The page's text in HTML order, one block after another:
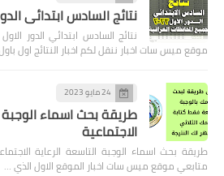
نتائج السادس ابتدائي الدور
موقع ميس سات اخبار ننقل لكم اخبار النتائج اول
24 مايو 2023
طريقة بحث اسماء الوجبة
الاجتماعية
طريقة بحث اسماء الوجبة التاسعة الرعاية
متابعي موقع ميس سات اخبار الموقع الاول الذي …